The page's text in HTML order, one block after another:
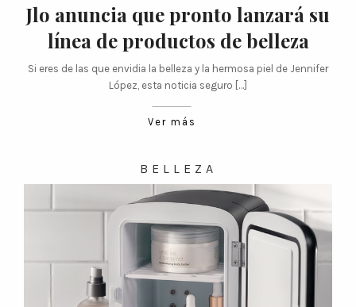
Jlo anuncia que pronto lanzará su
línea de productos de belleza
Si eres de las que envidia la belleza y la hermosa piel de Jennifer
López, esta noticia seguro […]
Ver más
BELLEZA